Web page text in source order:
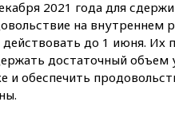
2021 года для
на внутреннем
до 1 июня. Их
достаточный объем
и обеспечить